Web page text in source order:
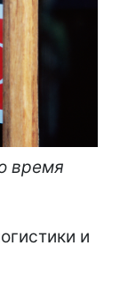
время
и